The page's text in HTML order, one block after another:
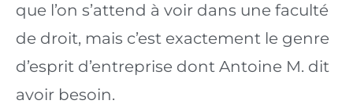
que l’on s’attend à voir dans une faculté
de droit, mais c’est exactement le genre
d’esprit d’entreprise dont Antoine M. dit
avoir besoin.